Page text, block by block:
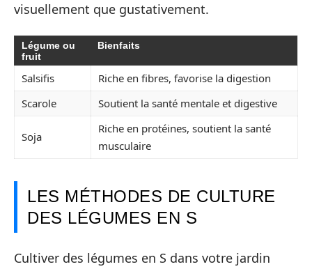
visuellement que gustativement.
Légume ou
fruit
Bienfaits
Salsifis
Riche en fibres, favorise la digestion
Scarole
Soutient la santé mentale et digestive
Soja
Riche en protéines, soutient la santé
musculaire
LES MÉTHODES DE CULTURE
DES LÉGUMES EN S
Cultiver des légumes en S dans votre jardin